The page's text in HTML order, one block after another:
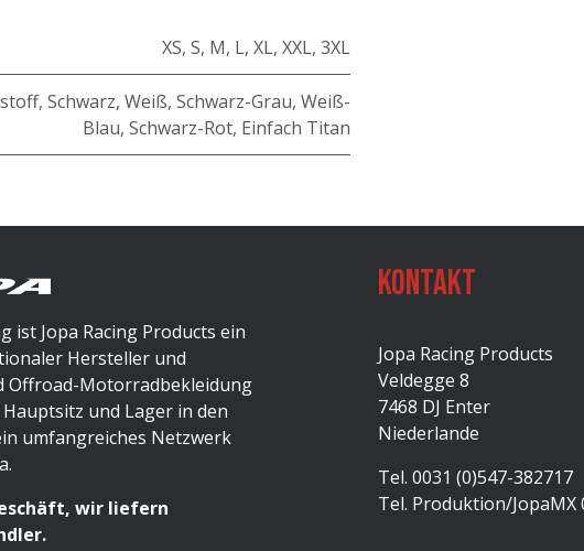
XS, S, M, L, XL, XXL, 3XL
, Schwarz, Weiß, Schwarz-Grau, Weiß-
Blau, Schwarz-Rot, Einfach Titan
ist Jopa Racing Products ein
Hersteller und
Offroad-Motorradbekleidung
und Lager in den
umfangreiches Netzwerk
wir liefern
Kontakt
Jopa Racing Products
Veldegge 8
7468 DJ Enter
Niederlande
Tel. 0031 (0)547-382717
Tel. Produktion/JopaMX